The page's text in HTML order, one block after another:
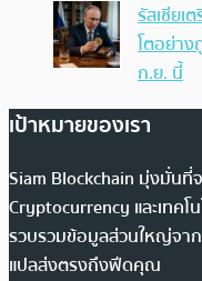
รัสเซียเ
โตอย่า
ก.ย. นี้
เป้าหมายของเรา
Siam Blockchain มุ่งมั่นที่
Cryptocurrency และเทคโ
รวบรวมข้อมูลส่วนใหญ่จาก
แปลส่งตรงถึงฟีดคุณ